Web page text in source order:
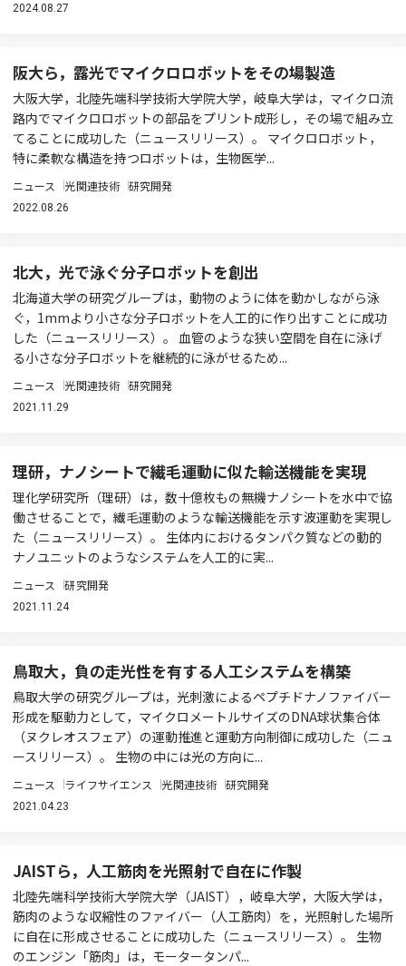
2024.08.27
阪大ら，露光でマイクロロボットをその場製造
大阪大学，北陸先端科学技術大学院大学，岐阜大学は，マイクロ流
路内でマイクロロボットの部品をプリント成形し，その場で組み立
てることに成功した（ニュースリリース）。 マイクロロボット，
特に柔軟な構造を持つロボットは，生物医学...
ニュース 光関連技術 研究開発
2022.08.26
北大，光で泳ぐ分子ロボットを創出
北海道大学の研究グループは，動物のように体を動かしながら泳
ぐ，1mmより小さな分子ロボットを人工的に作り出すことに成功
した（ニュースリリース）。 血管のような狭い空間を自在に泳げ
る小さな分子ロボットを継続的に泳がせるため...
ニュース 光関連技術 研究開発
2021.11.29
理研，ナノシートで繊毛運動に似た輸送機能を実現
理化学研究所（理研）は，数十億枚もの無機ナノシートを水中で協
働させることで，繊毛運動のような輸送機能を示す波運動を実現し
た（ニュースリリース）。 生体内におけるタンパク質などの動的
ナノユニットのようなシステムを人工的に実...
ニュース 研究開発
2021.11.24
鳥取大，負の走光性を有する人工システムを構築
鳥取大学の研究グループは，光刺激によるペプチドナノファイバー
形成を駆動力として，マイクロメートルサイズのDNA球状集合体
（ヌクレオスフェア）の運動推進と運動方向制御に成功した（ニュ
ースリリース）。 生物の中には光の方向に...
ニュース ライフサイエンス 光関連技術 研究開発
2021.04.23
JAISTら，人工筋肉を光照射で自在に作製
北陸先端科学技術大学院大学（JAIST），岐阜大学，大阪大学は，
筋肉のような収縮性のファイバー（人工筋肉）を，光照射した場所
に自在に形成させることに成功した（ニュースリリース）。 生物
のエンジン「筋肉」は，モータータンパ...